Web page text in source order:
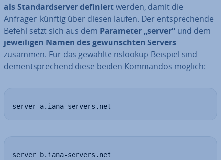
als Stan­dard­ser­ver definiertwerden, damit die
Anfragen künftig über diesen laufen. Der ent­spre­chen­de
Befehl setzt sich aus dem Parameter „server“ und dem
je­wei­li­gen Namen des ge­wünsch­ten Servers
zusammen. Für das gewählte nslookup-Beispiel sind
dem­entspre­chend diese beiden Kommandos möglich:
server a.iana-servers.net
server b.iana-servers.net